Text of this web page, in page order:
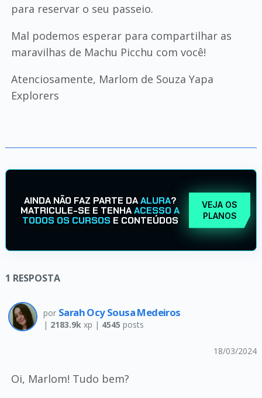
para reservar o seu passeio.
Mal podemos esperar para compartilhar as
maravilhas de Machu Picchu com você!
Atenciosamente, Marlom de Souza Yapa
Explorers
AINDA NÃO FAZ PARTE DAALURA?
MATRICULE-SE E TENHAACESSO A
TODOS OS CURSOS E CONTEÚDOS
VEJA OS
PLANOS
1 RESPOSTA
por Sarah Ocy Sousa Medeiros
| 2183.9kxp | 4545 posts
18/03/2024
Oi, Marlom! Tudo bem?